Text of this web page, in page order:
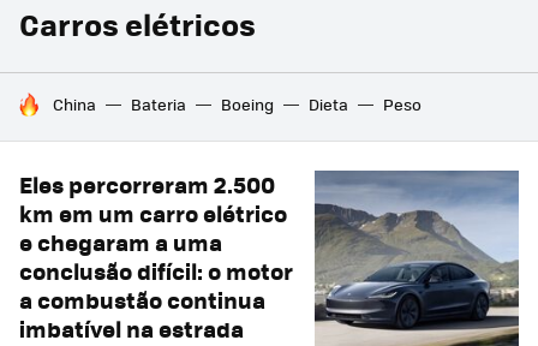
Carros elétricos
TENDÊNCIAS DO DIA
China Bateria Boeing Dieta Peso
Eles percorreram 2.500
km em um carro elétrico
e chegaram a uma
conclusão difícil: o motor
a combustão continua
imbatível na estrada